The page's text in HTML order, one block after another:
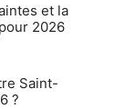
et la
2026
Saint-
?